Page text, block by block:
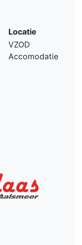
Locatie
VZOD
Accomodatie